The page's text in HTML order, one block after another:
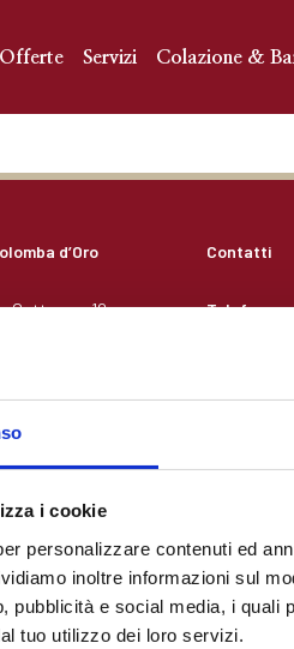
i cookie
personalizzare contenuti ed
inoltre informazioni sul
pubblicità e social media, i
tuo utilizzo dei loro servizi.
Servizi Colazione &
d’Oro
Cattaneo, 10
Contatti
Telefono:
+39 045